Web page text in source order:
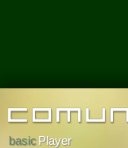
basicPlayer